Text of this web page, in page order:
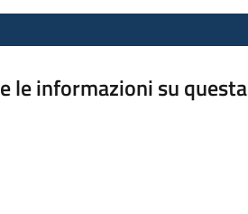
le informazioni su questa